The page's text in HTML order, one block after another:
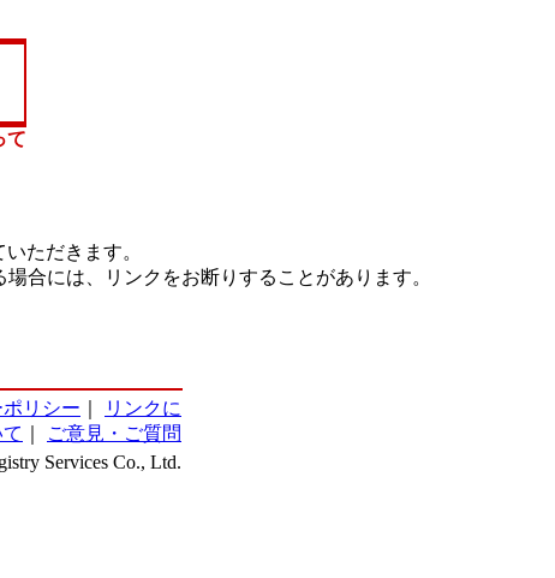
て
ただきます。
合には、リンクをお断りすることがあります。
リシー
リンクに
ご意見・ご質問
Services Co., Ltd.